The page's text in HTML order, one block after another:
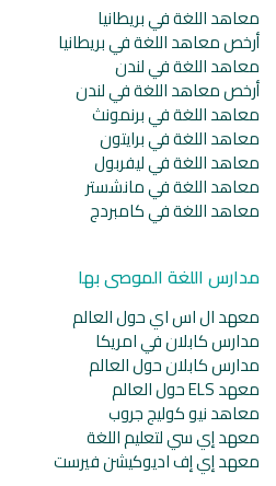
معاهد اللغة في بريطانيا
أرخص معاهد اللغة في بريطانيا
معاهد اللغة في لندن
أرخص معاهد اللغة في لندن
معاهد اللغة في برنمونث
معاهد اللغة في برايتون
معاهد اللغة في ليفربول
معاهد اللغة في مانشستر
معاهد اللغة في كامبردج
مدارس اللغة الموصى بها
معهد ال اس اي حول العالم
مدارس كابلان في امريكا
مدارس كابلان حول العالم
معهد ELS حول العالم
معاهد نيو كوليج جروب
معهد إي سي لتعليم اللغة
معهد إي إف اديوكيشن فيرست